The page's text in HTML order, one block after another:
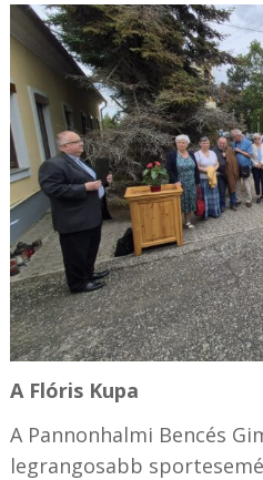
A Flóris Kupa
A Pannonhalmi Bencés
legrangosabb